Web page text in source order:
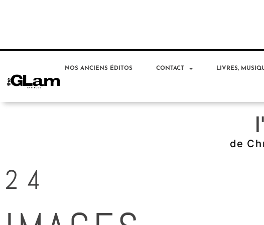
NOS ANCIENS ÉDITOS CONTACT LIVRES,
l'
de
24